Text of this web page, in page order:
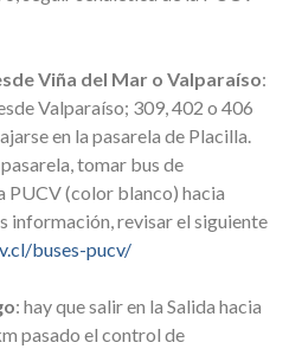
Viña del Mar o Valparaíso:
Valparaíso; 309, 402 o 406
en la pasarela de Placilla.
tomar bus de
(color blanco) hacia
información, revisar el siguiente
buses-pucv/
: hay que salir en la Salida hacia
pasado el control de